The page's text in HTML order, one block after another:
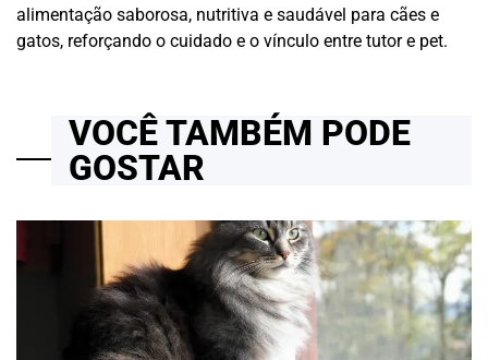
alimentação saborosa, nutritiva e saudável para cães e
gatos, reforçando o cuidado e o vínculo entre tutor e pet.
VOCÊ TAMBÉM PODE
GOSTAR